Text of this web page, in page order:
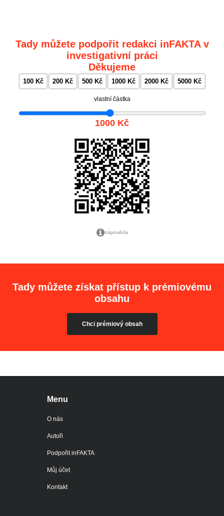
Tady můžete podpořit redakci inFAKTA v
investigativní práci
Děkujeme
100 Kč 200 Kč 500 Kč 1000 Kč 2000 Kč 5000 Kč
vlastní částka
1000 Kč
nápověda
Tady můžete získat přístup k prémiovému
obsahu
Chci prémiový obsah
Menu
O nás
Autoři
Podpořit inFAKTA
Můj účet
Kontakt